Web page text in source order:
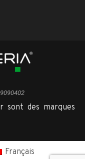
sont des marques
Français